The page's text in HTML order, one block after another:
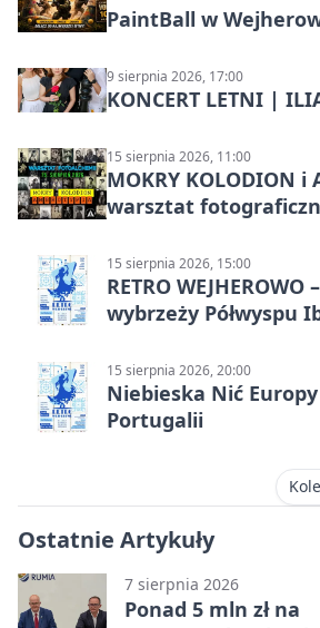
PaintBall w
9 sierpnia 2026, 17:00
KONCERT LETNI |
15 sierpnia 2026, 11:00
MOKRY KOLODION i
warsztat
15 sierpnia 2026, 15:00
RETRO
wybrzeży Półwyspu
15 sierpnia 2026, 20:00
Niebieska Nić Europy
Portugalii
Ostatnie Artykuły
7 sierpnia 2026
Ponad 5 mln zł na